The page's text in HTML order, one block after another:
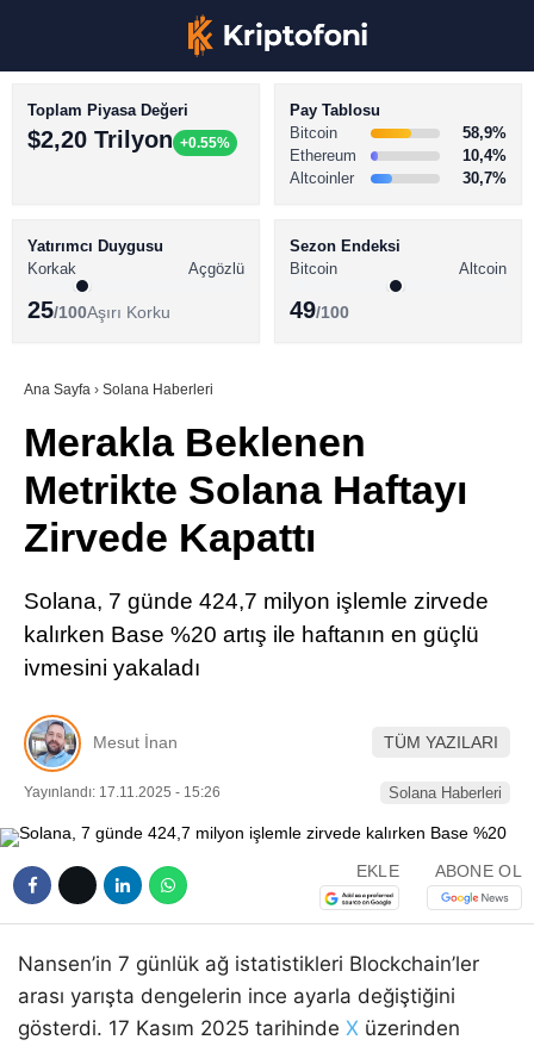
Youtube
TikTok
LinkedIn
BİTCOİN HABERLERİ
ALTCOİN HABERLERİ
SÖZLÜK
Toplam Piyasa Değeri
$2,20 Trilyon +0.55%
Pay Tablosu
Bitcoin
58,9%
Ethereum
10,4%
Altcoinler
30,7%
Yatırımcı Duygusu
Korkak
Açgözlü
25/100Aşırı Korku
Sezon Endeksi
Bitcoin
Altcoin
49/100
Ana Sayfa › Solana Haberleri
Merakla Beklenen
Metrikte Solana Haftayı
Zirvede Kapattı
Solana, 7 günde 424,7 milyon işlemle zirvede
kalırken Base %20 artış ile haftanın en güçlü
ivmesini yakaladı
Mesut İnan TÜM YAZILARI
Yayınlandı: 17.11.2025 - 15:26 Solana Haberleri
EKLE ABONE OL
Nansen’in 7 günlük ağ istatistikleri Blockchain’ler
arası yarışta dengelerin ince ayarla değiştiğini
gösterdi. 17 Kasım 2025 tarihinde X üzerinden